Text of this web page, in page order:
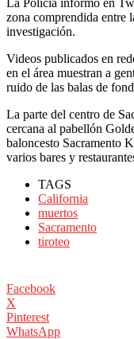
zona comprendida entre
investigación.
Videos publicados en
en el área muestran a
ruido de las balas de
La parte del centro de
cercana al pabellón
baloncesto Sacramento
varios bares y
TAGS
California
muertos
Sacramento
tiroteo
Facebook
X
Pinterest
WhatsApp